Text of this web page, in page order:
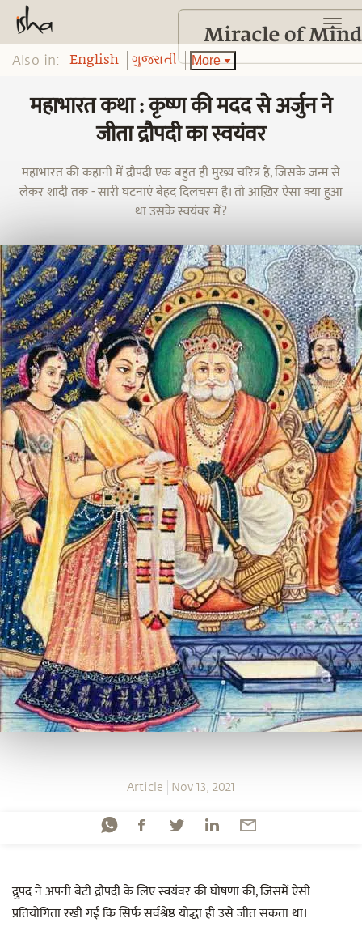
Also in: English ગુજરાતી More
महाभारत कथा : कृष्ण की मदद से अर्जुन ने
जीता द्रौपदी का स्वयंवर
महाभारत की कहानी में द्रौपदी एक बहुत ही मुख्य चरित्र है, जिसके जन्म से
लेकर शादी तक - सारी घटनाएं बेहद दिलचस्प है। तो आख़िर ऐसा क्या हुआ
था उसके स्वयंवर में?
Article Nov 13, 2021
द्रुपद ने अपनी बेटी द्रौपदी के लिए स्वयंवर की घोषणा की, जिसमें ऐसी
प्रतियोगिता रखी गई कि सिर्फ सर्वश्रेष्ठ योद्धा ही उसे जीत सकता था।